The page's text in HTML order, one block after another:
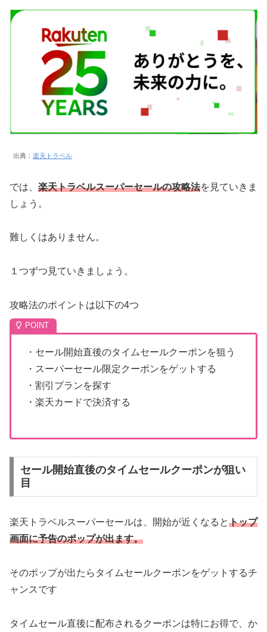
出典： 楽天トラベル
では、 楽天トラベルスーパーセールの攻略法を見ていきま
しょう。
難しくはありません。
１つずつ見ていきましょう。
攻略法のポイントは以下の4つ
・セール開始直後のタイムセールクーポンを狙う
・スーパーセール限定クーポンをゲットする
・割引プランを探す
・楽天カードで決済する
セール開始直後のタイムセールクーポンが狙い
目
楽天トラベルスーパーセールは、開始が近くなるとトップ
画面に予告のポップが出ます。
そのポップが出たらタイムセールクーポンをゲットするチ
ャンスです
タイムセール直後に配布されるクーポンは特にお得で、か